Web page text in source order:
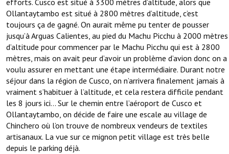
efforts. Cusco est situé à 3300 mètres d’altitude, alors que
Ollantaytambo est situé à 2800 mètres d’altitude, c’est
toujours ça de gagné. On aurait même pu tenter de pousser
jusqu’à Arguas Calientes, au pied du Machu Picchu à 2000 mètres
d’altitude pour commencer par le Machu Picchu qui est à 2800
mètres, mais on avait peur d’avoir un problème d’avion donc on a
voulu assurer en mettant une étape intermédiaire. Durant notre
séjour dans la région de Cusco, on n’arrivera finalement jamais à
vraiment s’habituer à l’altitude, et cela restera difficile pendant
les 8 jours ici… Sur le chemin entre l’aéroport de Cusco et
Ollantaytambo, on décide de faire une escale au village de
Chinchero où l’on trouve de nombreux vendeurs de textiles
artisanaux. La vue sur ce mignon petit village est très belle
depuis le parking déjà.